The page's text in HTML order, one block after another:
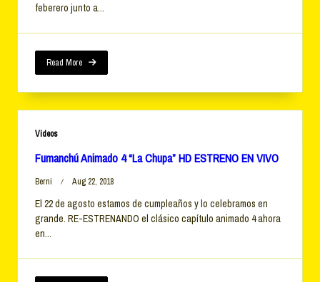
feberero junto a...
Read More
Videos
Fumanchú Animado 4 “La Chupa” HD ESTRENO EN VIVO
Berni Aug 22, 2018
El 22 de agosto estamos de cumpleaños y lo celebramos en
grande. RE-ESTRENANDO el clásico capítulo animado 4 ahora
en...